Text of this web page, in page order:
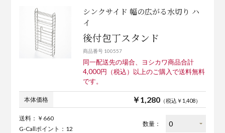
シンクサイド 幅の広がる水切り ハ
イ
後付包丁スタンド
商品番号 100557
同一配送先の場合、ヨシカワ商品合計
4,000円（税込）以上のご購入で送料無料
です。
本体価格 ￥1,280（税込￥1,408）
送料：￥660
G-Callポイント：12
数量：